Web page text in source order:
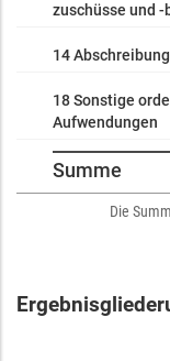
zuschüsse und
14
18 Sonstige
Aufwendungen
Summe
Die